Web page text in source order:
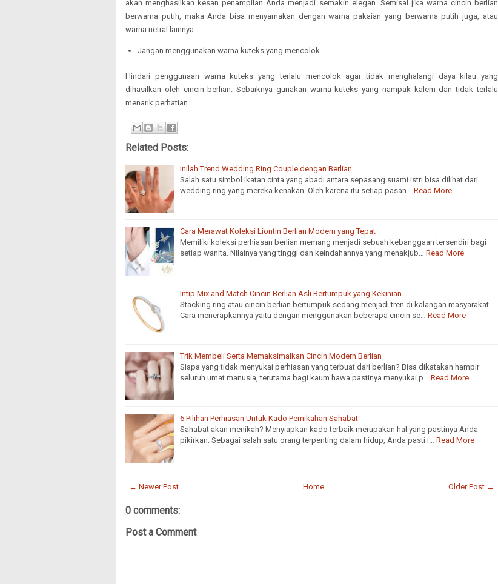
akan menghasilkan kesan penampilan Anda menjadi semakin elegan. Semisal jika warna cincin berlian
berwarna putih, maka Anda bisa menyamakan dengan warna pakaian yang berwarna putih juga, atau
warna netral lainnya.
Jangan menggunakan warna kuteks yang mencolok
Hindari penggunaan warna kuteks yang terlalu mencolok agar tidak menghalangi daya kilau yang
dihasilkan oleh cincin berlian. Sebaiknya gunakan warna kuteks yang nampak kalem dan tidak terlalu
menarik perhatian.
Related Posts:
Inilah Trend Wedding Ring Couple dengan Berlian
Salah satu simbol ikatan cinta yang abadi antara sepasang suami istri bisa dilihat dari
wedding ring yang mereka kenakan. Oleh karena itu setiap pasan…
Read More
Cara Merawat Koleksi Liontin Berlian Modern yang Tepat
Memiliki koleksi perhiasan berlian memang menjadi sebuah kebanggaan tersendiri bagi
setiap wanita. Nilainya yang tinggi dan keindahannya yang menakjub…
Read More
Intip Mix and Match Cincin Berlian Asli Bertumpuk yang Kekinian
Stacking ring atau cincin berlian bertumpuk sedang menjadi tren di kalangan masyarakat.
Cara menerapkannya yaitu dengan menggunakan beberapa cincin se…
Read More
Trik Membeli Serta Memaksimalkan Cincin Modern Berlian
Siapa yang tidak menyukai perhiasan yang terbuat dari berlian? Bisa dikatakan hampir
seluruh umat manusia, terutama bagi kaum hawa pastinya menyukai p…
Read More
6 Pilihan Perhiasan Untuk Kado Pernikahan Sahabat
Sahabat akan menikah? Menyiapkan kado terbaik merupakan hal yang pastinya Anda
pikirkan. Sebagai salah satu orang terpenting dalam hidup, Anda pasti i…
Read More
← Newer Post Older Post →
Home
0 comments:
Post a Comment